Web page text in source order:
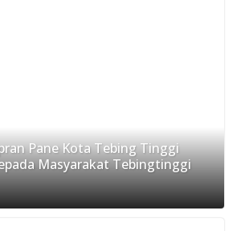
Pane Kota Tebing Tinggi
Masyarakat Tebingtinggi